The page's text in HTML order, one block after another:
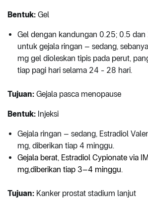
Bentuk: Gel
Gel dengan kandungan 0.25; 0.5 dan
untuk gejala ringan – sedang,
mg gel dioleskan tipis pada perut,
tiap pagi hari selama 24 - 28 hari.
Tujuan: Gejala pasca menopause
Bentuk: Injeksi
Gejala ringan – sedang, Estradiol
mg, diberikan tiap 4 minggu.
Gejala berat, Estradiol Cypionate via
mg,diberikan tiap 3–4 minggu.
Tujuan: Kanker prostat stadium lanjut